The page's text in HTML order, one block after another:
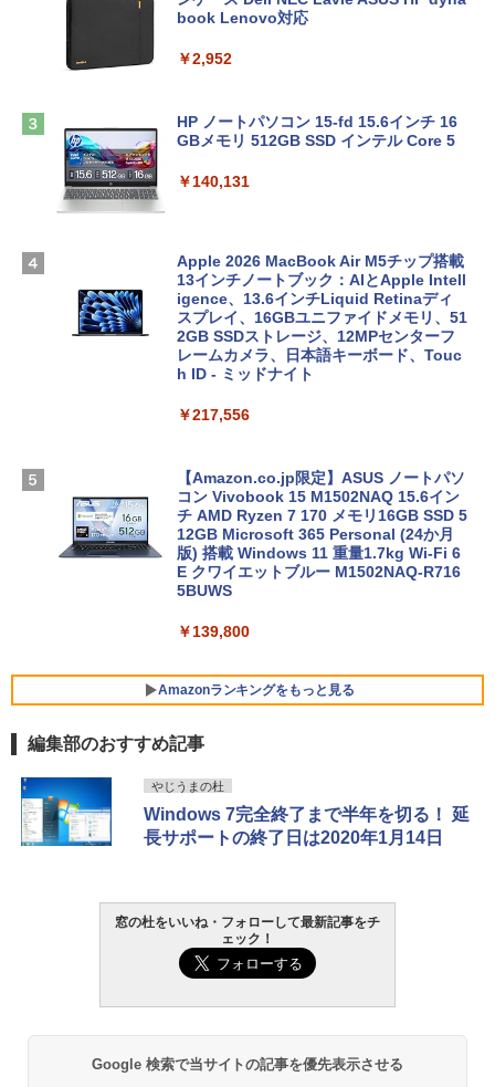
book Lenovo対応
￥2,952
HP ノートパソコン 15-fd 15.6インチ 16
GBメモリ 512GB SSD インテル Core 5
￥140,131
Apple 2026 MacBook Air M5チップ搭載
13インチノートブック：AIとApple Intell
igence、13.6インチLiquid Retinaディ
スプレイ、16GBユニファイドメモリ、51
2GB SSDストレージ、12MPセンターフ
レームカメラ、日本語キーボード、Touc
h ID - ミッドナイト
￥217,556
【Amazon.co.jp限定】ASUS ノートパソ
コン Vivobook 15 M1502NAQ 15.6イン
チ AMD Ryzen 7 170 メモリ16GB SSD 5
12GB Microsoft 365 Personal (24か月
版) 搭載 Windows 11 重量1.7kg Wi-Fi 6
E クワイエットブルー M1502NAQ-R716
5BUWS
￥139,800
Amazonランキングをもっと見る
Robloxギフトカード - 800 Robux 【限
定バーチャルアイテムを含む】 【オンラ
インゲームコード】 ロブロックス | オン
ラインコード版
Robloxギフトカード - 2,000 Robux 【限
定バーチャルアイテムを含む】 【オンラ
インゲームコード】 ロブロックス | オン
￥3,200
生成AIパスポート公式テキスト 第４版
￥1,766
1冊ですべて身につくHTML & CSSとWe
bデザイン入門講座［第2版］
￥1,292
ClaudeCode いちばんやさしい 教科書:
Kindle Paperwhite シグニチャーエディ
ション (32GB) 7インチディスプレイ、明
るさ自動調整、色調調節ライト、12週間
持続バッテリー、広告なし、メタリック
Amazon Kindle Paperwhite (16GB) 7イ
ンチディスプレイ、色調調節ライト、12
￥-
編集部のおすすめ記事
やじうまの杜
Windows 7完全終了まで半年を切る！ 延
長サポートの終了日は2020年1月14日
窓の杜をいいね・フォローして最新記事をチ
ェック！
Google 検索で当サイトの記事を優先表示させる